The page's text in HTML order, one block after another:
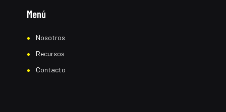
Menú
Nosotros
Recursos
Contacto